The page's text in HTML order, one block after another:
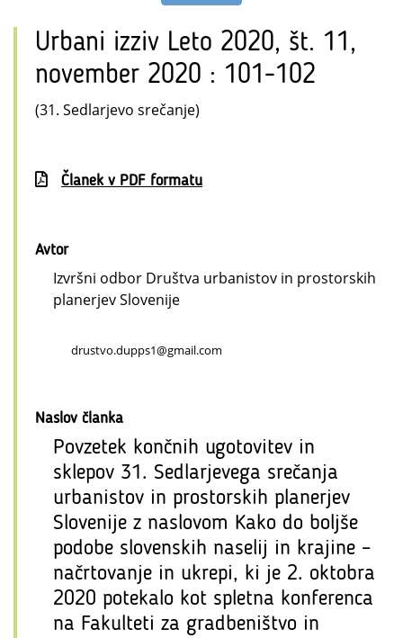
Urbani izziv Leto 2020, št. 11,
november 2020 : 101-102
(31. Sedlarjevo srečanje)
Članek v PDF formatu
Avtor
Izvršni odbor Društva urbanistov in prostorskih
planerjev Slovenije
drustvo.dupps1@gmail.com
Naslov članka
Povzetek končnih ugotovitev in
sklepov 31. Sedlarjevega srečanja
urbanistov in prostorskih planerjev
Slovenije z naslovom Kako do boljše
podobe slovenskih naselij in krajine –
načrtovanje in ukrepi, ki je 2. oktobra
2020 potekalo kot spletna konferenca
na Fakulteti za gradbeništvo in